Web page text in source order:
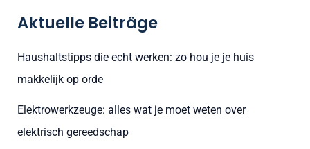
e
c
h
Aktuelle Beiträge
Haushaltstipps die echt werken: zo hou je je huis
makkelijk op orde
Elektrowerkzeuge: alles wat je moet weten over
elektrisch gereedschap